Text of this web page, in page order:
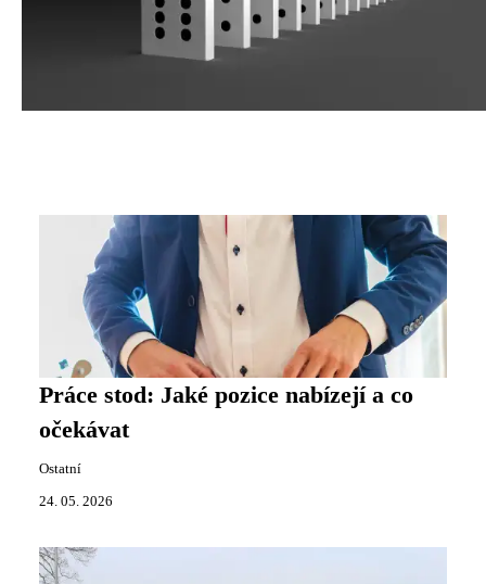
Práce stod: Jaké pozice nabízejí a co
očekávat
Ostatní
24. 05. 2026